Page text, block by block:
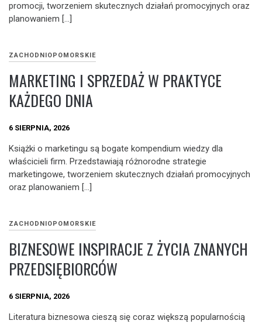
promocji, tworzeniem skutecznych działań promocyjnych oraz
planowaniem […]
ZACHODNIOPOMORSKIE
MARKETING I SPRZEDAŻ W PRAKTYCE
KAŻDEGO DNIA
6 SIERPNIA, 2026
Książki o marketingu są bogate kompendium wiedzy dla
właścicieli firm. Przedstawiają różnorodne strategie
marketingowe, tworzeniem skutecznych działań promocyjnych
oraz planowaniem […]
ZACHODNIOPOMORSKIE
BIZNESOWE INSPIRACJE Z ŻYCIA ZNANYCH
PRZEDSIĘBIORCÓW
6 SIERPNIA, 2026
Literatura biznesowa cieszą się coraz większą popularnością